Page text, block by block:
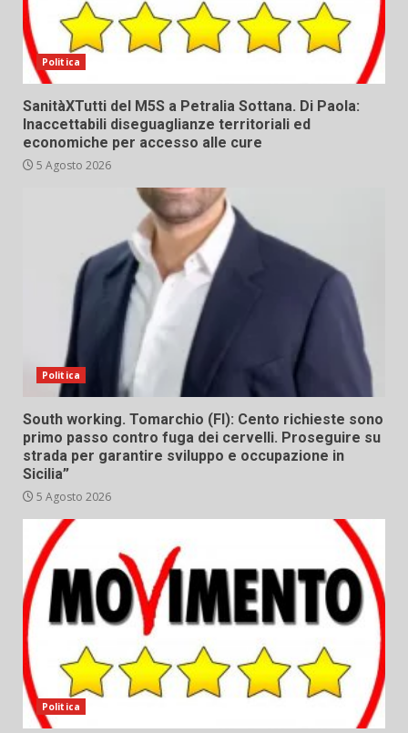
Politica
SanitàXTutti del M5S a Petralia Sottana. Di Paola:
Inaccettabili diseguaglianze territoriali ed
economiche per accesso alle cure
5 Agosto 2026
Politica
South working. Tomarchio (FI): Cento richieste sono
primo passo contro fuga dei cervelli. Proseguire su
strada per garantire sviluppo e occupazione in
Sicilia”
5 Agosto 2026
Politica